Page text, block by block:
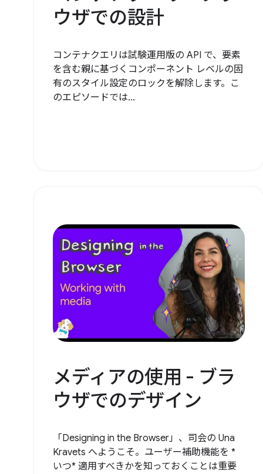
ウザでの設計
コンテナクエリは試験運用版の API で、要素
を含む親に基づくコンポーネント レベルの固
有のスタイル設定のロックを解除します。こ
のエピソードでは...
メディアの使用 - ブラ
ウザでのデザイン
「Designing in the Browser」、司会の Una
Kravets へようこそ。ユーザー補助機能を *
いつ* 適用すべきかを知っておくことは重要